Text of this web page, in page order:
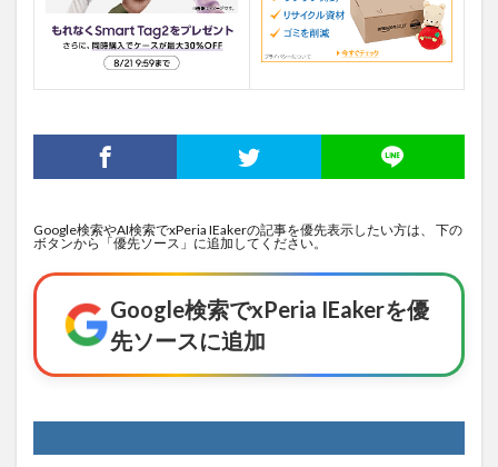
Google検索やAI検索でxPeria IEakerの記事を優先表示したい方は、 下の
ボタンから「優先ソース」に追加してください。
Google検索でxPeria IEakerを優
先ソースに追加